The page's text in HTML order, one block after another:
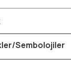
Sembolojiler